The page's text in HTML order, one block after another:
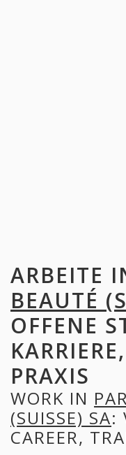
ARBEITE
BEAUTÉ
OFFENE
PRAXIS
WORK IN
(SUISSE) SA:
CAREER,